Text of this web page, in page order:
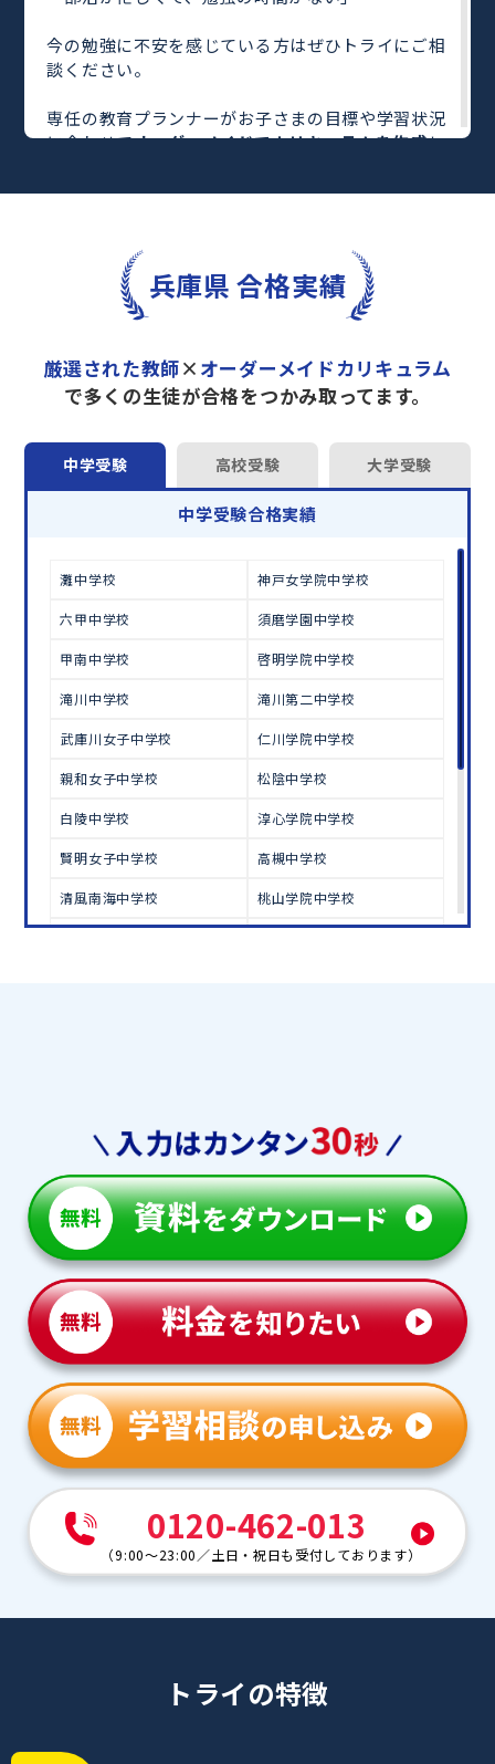
今の勉強に不安を感じている方はぜひトライにご相
談ください。
専任の教育プランナーがお子さまの目標や学習状況
に合わせてオーダーメイドでカリキュラムを作成し
完全マンツーマンで自分に合った教師がわかるまで
さらに、単元別の学習の理解度がわかる「AI学習診
や授業内容や授業以外の勉強をナビゲートする
「DAILY TRY」
など、豊富な学習コンテンツが
トライで一緒に“自己最高得点”を目指しません
か？
オンラインでの学習面談も承っております。
学習相談のお申し込みはこちら
兵庫県 合格実績
厳選された教師× オーダーメイドカリキュラム
で多くの生徒が合格をつかみ取ってます。
中学受験 高校受験 大学受験
中学受験合格実績
灘中学校 神戸女学院中学校
六甲中学校 須磨学園中学校
甲南中学校 啓明学院中学校
滝川中学校 滝川第二中学校
武庫川女子中学校 仁川学院中学校
親和女子中学校 松陰中学校
白陵中学校 淳心学院中学校
賢明女子中学校 高槻中学校
清風南海中学校 桃山学院中学校
0120-462-013
（9:00～23:00 ／土日・祝日も受付しております）
トライの特徴